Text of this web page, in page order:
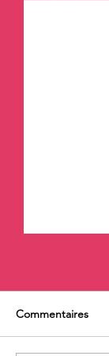
Commentaires